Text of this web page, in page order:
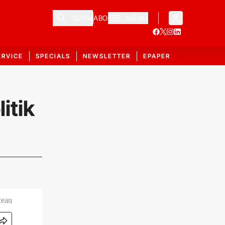
ABO
SPECIALS NEWSLETTER EPAPER